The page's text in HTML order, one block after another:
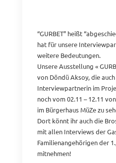
“GURBET” heißt
hat für unsere
weitere Bedeutungen.
Unsere Ausstellung «
von Döndü Aksoy, die
Interviewpartnerin im
noch vom 02.11 – 12.11
im Bürgerhaus MüZe zu
Dort könnt ihr auch die
mit allen Interviews der
Familienangehörigen der
mitnehmen!